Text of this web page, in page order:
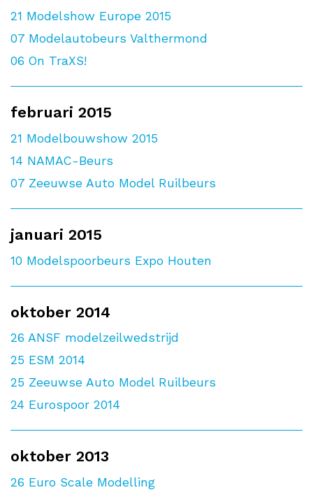
21 Modelshow Europe 2015
07 Modelautobeurs Valthermond
06 On TraXS!
februari 2015
21 Modelbouwshow 2015
14 NAMAC-Beurs
07 Zeeuwse Auto Model Ruilbeurs
januari 2015
10 Modelspoorbeurs Expo Houten
oktober 2014
26 ANSF modelzeilwedstrijd
25 ESM 2014
25 Zeeuwse Auto Model Ruilbeurs
24 Eurospoor 2014
oktober 2013
26 Euro Scale Modelling